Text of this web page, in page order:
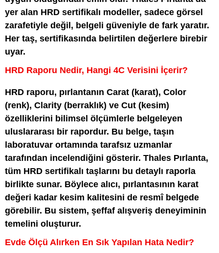
yer alan HRD sertifikalı modeller, sadece görsel
zarafetiyle değil, belgeli güveniyle de fark yaratır.
Her taş, sertifikasında belirtilen değerlere birebir
uyar.
HRD Raporu Nedir, Hangi 4C Verisini İçerir?
HRD raporu, pırlantanın Carat (karat), Color
(renk), Clarity (berraklık) ve Cut (kesim)
özelliklerini bilimsel ölçümlerle belgeleyen
uluslararası bir rapordur. Bu belge, taşın
laboratuvar ortamında tarafsız uzmanlar
tarafından incelendiğini gösterir. Thales Pırlanta,
tüm HRD sertifikalı taşlarını bu detaylı raporla
birlikte sunar. Böylece alıcı, pırlantasının karat
değeri kadar kesim kalitesini de resmî belgede
görebilir. Bu sistem, şeffaf alışveriş deneyiminin
temelini oluşturur.
Evde Ölçü Alırken En Sık Yapılan Hata Nedir?